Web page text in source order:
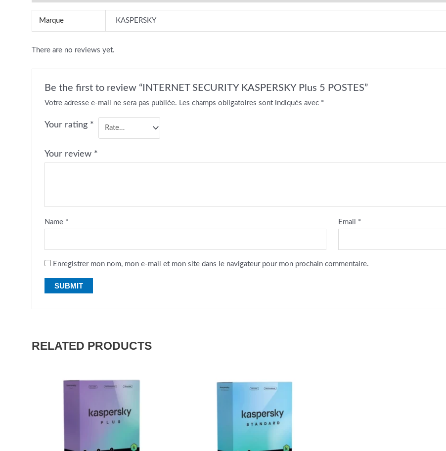
Marque KASPERSKY
There are no reviews yet.
Be the first to review “INTERNET SECURITY KASPERSKY Plus 5 POSTES”
Votre adresse e-mail ne sera pas publiée. Les champs obligatoires sont indiqués avec *
Your rating *
Your review *
Name * Email *
Enregistrer mon nom, mon e-mail et mon site dans le navigateur pour mon prochain commentaire.
RELATED PRODUCTS